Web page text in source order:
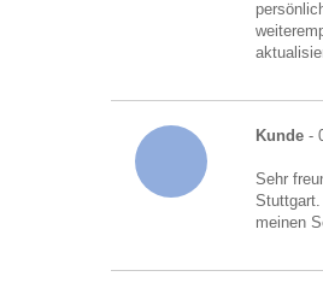
Kunde -
Sehr
meinen